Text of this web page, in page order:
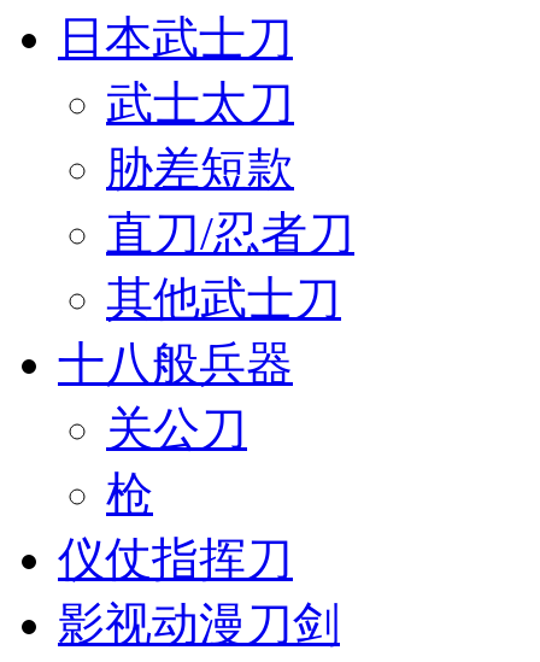
日本武士刀
武士太刀
胁差短款
直刀/忍者刀
其他武士刀
十八般兵器
关公刀
枪
仪仗指挥刀
影视动漫刀剑